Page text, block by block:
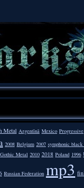
Metal Argentīnā Mexico Progressive
2008 Belgium 2007 symphonic
Gothic Metal 2010 2018 Poland 1996
Russian Federation mp3